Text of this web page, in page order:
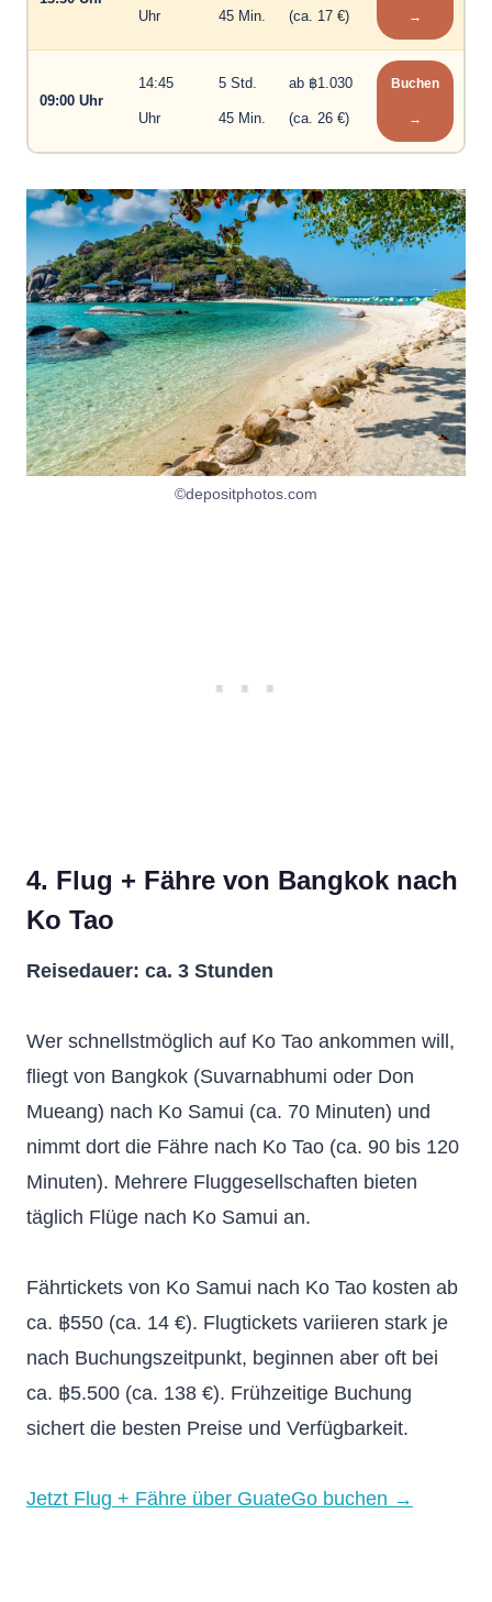
Uhr
45 Min. (ca. 17 €) →
09:00 Uhr
14:45
Uhr
5 Std.
45 Min.
ab ฿1.030
(ca. 26 €)
Buchen
→
©depositphotos.com
4. Flug + Fähre von Bangkok nach
Ko Tao
Reisedauer: ca. 3 Stunden
Wer schnellstmöglich auf Ko Tao ankommen will,
fliegt von Bangkok (Suvarnabhumi oder Don
Mueang) nach Ko Samui (ca. 70 Minuten) und
nimmt dort die Fähre nach Ko Tao (ca. 90 bis 120
Minuten). Mehrere Fluggesellschaften bieten
täglich Flüge nach Ko Samui an.
Fährtickets von Ko Samui nach Ko Tao kosten ab
ca. ฿550 (ca. 14 €). Flugtickets variieren stark je
nach Buchungszeitpunkt, beginnen aber oft bei
ca. ฿5.500 (ca. 138 €). Frühzeitige Buchung
sichert die besten Preise und Verfügbarkeit.
Jetzt Flug + Fähre über GuateGo buchen →